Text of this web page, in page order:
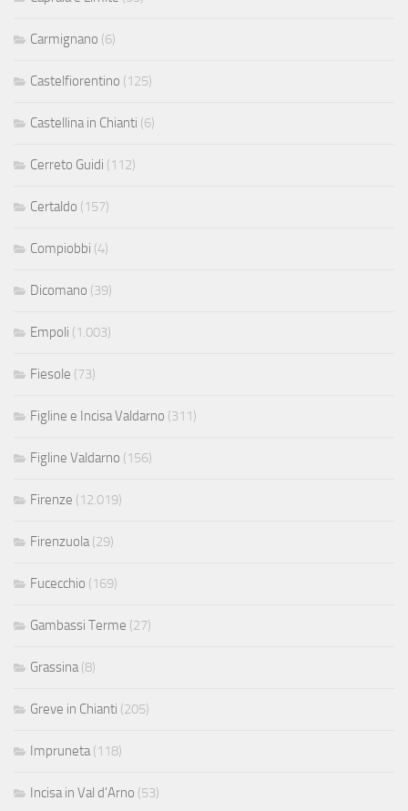
Carmignano (6)
Castelfiorentino (125)
Castellina in Chianti (6)
Cerreto Guidi (112)
Certaldo (157)
Compiobbi (4)
Dicomano (39)
Empoli (1.003)
Fiesole (73)
Figline e Incisa Valdarno (311)
Figline Valdarno (156)
Firenze (12.019)
Firenzuola(29)
Fucecchio (169)
Gambassi Terme (27)
Grassina(8)
Greve in Chianti (205)
Impruneta(118)
Incisa in Val d'Arno (53)